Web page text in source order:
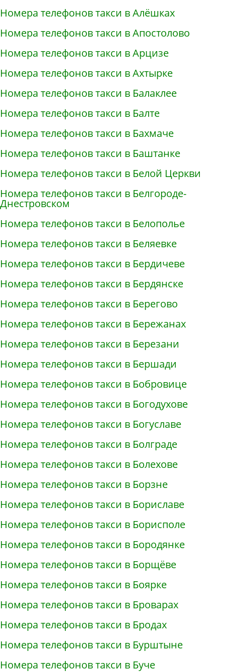
Номера телефонов такси в Алёшках
Номера телефонов такси в Апостолово
Номера телефонов такси в Арцизе
Номера телефонов такси в Ахтырке
Номера телефонов такси в Балаклее
Номера телефонов такси в Балте
Номера телефонов такси в Бахмаче
Номера телефонов такси в Баштанке
Номера телефонов такси в Белой Церкви
Номера телефонов такси в Белгороде-
Днестровском
Номера телефонов такси в Белополье
Номера телефонов такси в Беляевке
Номера телефонов такси в Бердичеве
Номера телефонов такси в Бердянске
Номера телефонов такси в Берегово
Номера телефонов такси в Бережанах
Номера телефонов такси в Березани
Номера телефонов такси в Бершади
Номера телефонов такси в Бобровице
Номера телефонов такси в Богодухове
Номера телефонов такси в Богуславе
Номера телефонов такси в Болграде
Номера телефонов такси в Болехове
Номера телефонов такси в Борзне
Номера телефонов такси в Бориславе
Номера телефонов такси в Борисполе
Номера телефонов такси в Бородянке
Номера телефонов такси в Борщёве
Номера телефонов такси в Боярке
Номера телефонов такси в Броварах
Номера телефонов такси в Бродах
Номера телефонов такси в Бурштыне
Номера телефонов такси в Буче